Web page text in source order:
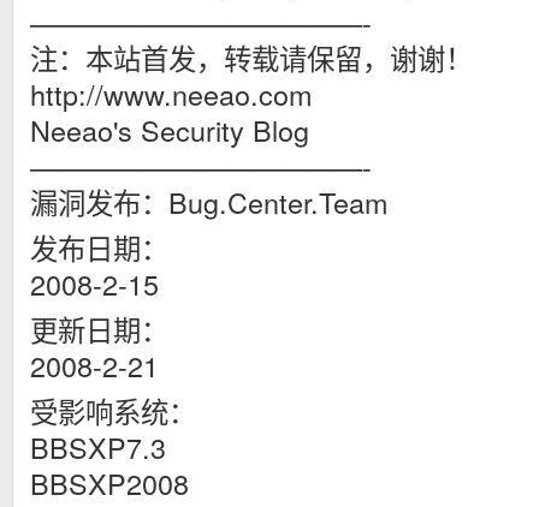
————————————-
注：本站首发，转载请保留，谢谢！
http://www.neeao.com
Neeao's Security Blog
————————————-
漏洞发布：Bug.Center.Team
发布日期：
2008-2-15
更新日期：
2008-2-21
受影响系统：
BBSXP7.3
BBSXP2008